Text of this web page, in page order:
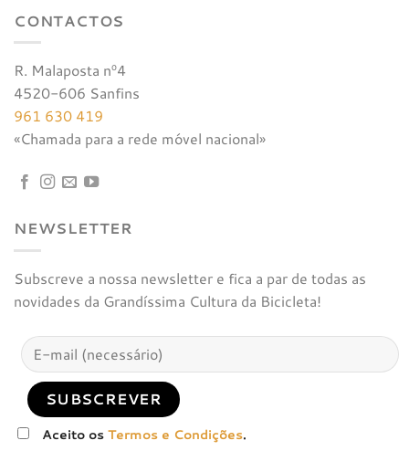
CONTACTOS
R. Malaposta nº4
4520-606 Sanfins
961 630 419
«Chamada para a rede móvel nacional»
NEWSLETTER
Subscreve a nossa newsletter e fica a par de todas as
novidades da Grandíssima Cultura da Bicicleta!
Aceito osTermos e Condições.